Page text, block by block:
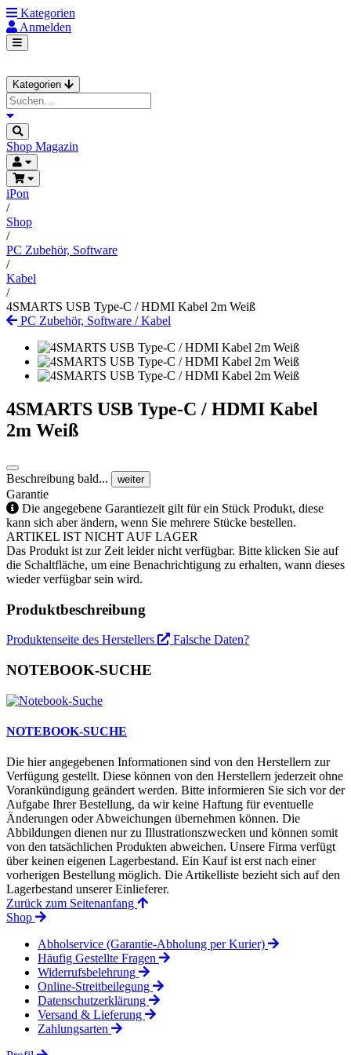
Kategorien
Anmelden
Kategorien
Shop Magazin
iPon
/
Shop
/
PC Zubehör, Software
/
Kabel
/
4SMARTS USB Type-C / HDMI Kabel 2m Weiß
PC Zubehör, Software /Kabel
4SMARTS USB Type-C / HDMI Kabel
2m Weiß
Beschreibung bald... weiter
Garantie
Die angegebene Garantiezeit gilt für ein Stück Produkt, diese
kann sich aber ändern, wenn Sie mehrere Stücke bestellen.
ARTIKEL IST NICHT AUF LAGER
Das Produkt ist zur Zeit leider nicht verfügbar. Bitte klicken Sie auf
die Schaltfläche, um eine Benachrichtigung zu erhalten, wann dieses
wieder verfügbar sein wird.
Produktbeschreibung
Produktenseite des Herstellers Falsche Daten?
NOTEBOOK-SUCHE
NOTEBOOK-SUCHE
Die hier angegebenen Informationen sind von den Herstellern zur
Verfügung gestellt. Diese können von den Herstellern jederzeit ohne
Vorankündigung geändert werden. Bitte informieren Sie sich vor der
Aufgabe Ihrer Bestellung, da wir keine Haftung für eventuelle
Änderungen oder Abweichungen übernehmen können. Die
Abbildungen dienen nur zu Illustrationszwecken und können somit
von den tatsächlichen Produkten abweichen. Unsere Firma verfügt
über keinen eigenen Lagerbestand. Ein Kauf ist erst nach einer
vorherigen Bestellung möglich. Die Artikelliste bezieht sich auf den
Lagerbestand unserer Einlieferer.
Zurück zum Seitenanfang
Shop
Abholservice (Garantie-Abholung per Kurier)
Häufig Gestellte Fragen
Widerrufsbelehrung
Online-Streitbeilegung
Datenschutzerklärung
Versand & Lieferung
Zahlungsarten